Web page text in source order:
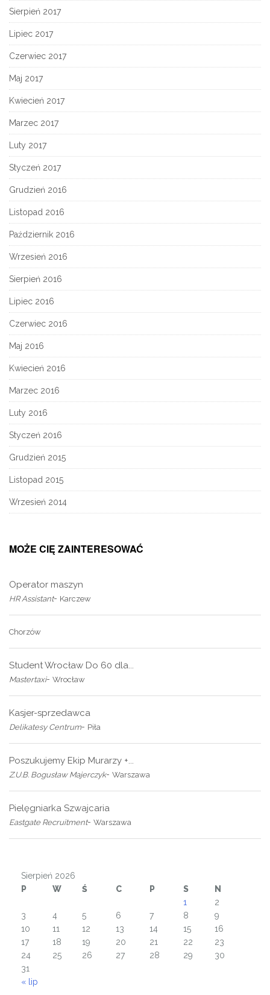
Sierpień 2017
Lipiec 2017
Czerwiec 2017
Maj 2017
Kwiecień 2017
Marzec 2017
Luty 2017
Styczeń 2017
Grudzień 2016
Listopad 2016
Październik 2016
Wrzesień 2016
Sierpień 2016
Lipiec 2016
Czerwiec 2016
Maj 2016
Kwiecień 2016
Marzec 2016
Luty 2016
Styczeń 2016
Grudzień 2015
Listopad 2015
Wrzesień 2014
MOŻE CIĘ ZAINTERESOWAĆ
Operator maszyn
HR Assistant- Karczew
Chorzów
Student Wrocław Do 60 dla...
Mastertaxi- Wrocław
Kasjer-sprzedawca
Delikatesy Centrum- Piła
Poszukujemy Ekip Murarzy +...
Z.U.B. Bogusław Majerczyk- Warszawa
Pielęgniarka Szwajcaria
Eastgate Recruitment- Warszawa
Sierpień 2026
P
W Ś C P S N
« lip
1
2
3
4 5 6 7 8
9
10
11 12 13 14 15
16
17
18 19 20 21 22
23
24
25 26 27 28 29
30
31